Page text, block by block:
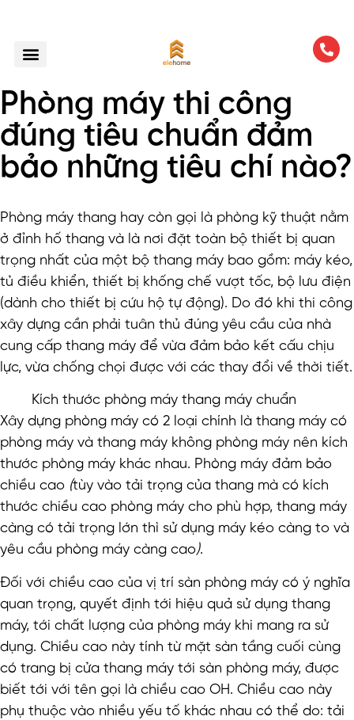
Phòng máy thi công
đúng tiêu chuẩn đảm
bảo những tiêu chí nào?
Phòng máy thang hay còn gọi là phòng kỹ thuật nằm
ở đỉnh hố thang và là nơi đặt toàn bộ thiết bị quan
trọng nhất của một bộ thang máy bao gồm: máy kéo,
tủ điều khiển, thiết bị khống chế vượt tốc, bộ lưu điện
(dành cho thiết bị cứu hộ tự động). Do đó khi thi công
xây dựng cần phải tuân thủ đúng yêu cầu của nhà
cung cấp thang máy để vừa đảm bảo kết cấu chịu
lực, vừa chống chọi được với các thay đổi về thời tiết.
Kích thước phòng máy thang máy chuẩn
Xây dựng phòng máy có 2 loại chính là thang máy có
phòng máy và thang máy không phòng máy nên kích
thước phòng máy khác nhau. Phòng máy đảm bảo
chiều cao (tùy vào tải trọng của thang mà có kích
thước chiều cao phòng máy cho phù hợp, thang máy
càng có tải trọng lớn thì sử dụng máy kéo càng to và
yêu cầu phòng máy càng cao).
Đối với chiều cao của vị trí sàn phòng máy có ý nghĩa
quan trọng, quyết định tới hiệu quả sử dụng thang
máy, tới chất lượng của phòng máy khi mang ra sử
dụng. Chiều cao này tính từ mặt sàn tầng cuối cùng
có trang bị cửa thang máy tới sàn phòng máy, được
biết tới với tên gọi là chiều cao OH. Chiều cao này
phụ thuộc vào nhiều yếu tố khác nhau có thể do: tải